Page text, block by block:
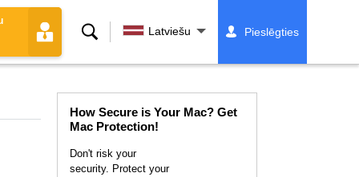
Meklēt Latviešu Pieslēgties
How Secure is Your Mac? Get
Mac Protection!
Don't risk your
security. Protect your